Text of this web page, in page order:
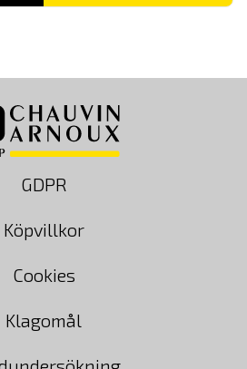
GDPR
Köpvillkor
Cookies
Klagomål